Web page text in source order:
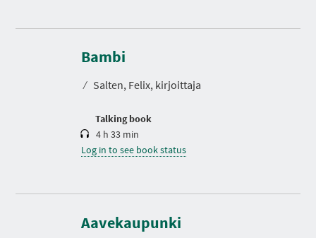
Bambi
⁄ Salten, Felix, kirjoittaja
Talking book
D
r
a
i
4 h 33 min
Log in to see book status
Aavekaupunki
D
r
a